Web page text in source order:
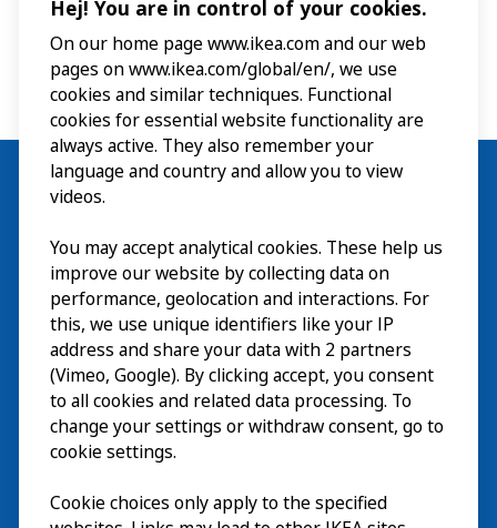
Besuch
Erkunden
Läuft
Über
Hej! You are in control of your cookies.
On our home page www.ikea.com and our web
pages on www.ikea.com/global/en/, we use
cookies and similar techniques. Functional
cookies for essential website functionality are
always active. They also remember your
language and country and allow you to view
videos.
You may accept analytical cookies. These help us
improve our website by collecting data on
performance, geolocation and interactions. For
this, we use unique identifiers like your IP
address and share your data with 2 partners
(Vimeo, Google). By clicking accept, you consent
to all cookies and related data processing. To
change your settings or withdraw consent, go to
cookie settings.
Cookie choices only apply to the specified